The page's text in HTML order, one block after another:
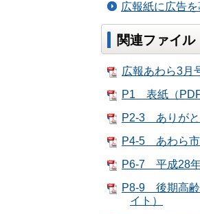
広報紙に広告
関連ファイル
広報あわら3月
P1 表紙（PDF
P2-3 ありがと
P4-5 あわら市
P6-7 平成28年
P8-9 後期高齢
イト）